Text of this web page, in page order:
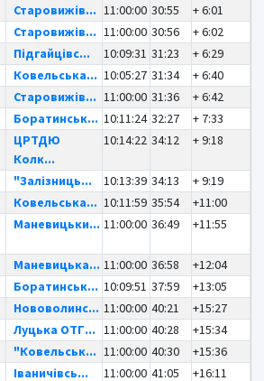
Старовижів... 11:00:00 30:55
+ 6:01
Старовижів... 11:00:00 30:56
+ 6:02
Підгайцівс... 10:09:31 31:23
+ 6:29
Ковельська... 10:05:27 31:34
+ 6:40
Старовижів... 11:00:00 31:36
+ 6:42
Боратинськ... 10:11:24 32:27
+ 7:33
ЦРТДЮ
Колк...
10:14:22 34:12 + 9:18
"Залізниць... 10:13:39 34:13
+ 9:19
Ковельська... 10:11:59 35:54
+11:00
Маневицьки... 11:00:00 36:49 +11:55
Маневицька... 11:00:00 36:58
+12:04
Боратинськ... 10:09:51 37:59
+13:05
Нововолинс... 11:00:00 40:21
+15:27
Луцька ОТГ... 11:00:00 40:28
+15:34
"Ковельськ... 11:00:00 40:30
+15:36
Іваничівсь... 11:00:00 41:05
+16:11